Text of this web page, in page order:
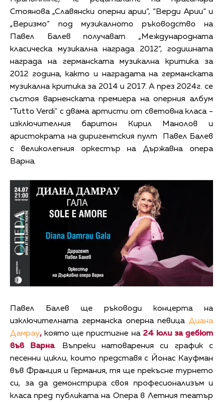
Стоянова „Славянски оперни арии”, “Верди Арии“ и
„Веризмо“ под музикалното ръководство на
Павел Балев получават „Международната
класическа музикална награда 2012“, годишната
награда на германската музикална критика за
2012 година, както и наградата на германската
музикална критика за 2014 и 2017. А през 2024г. се
състоя варненската премиера на оперния албум
"Tutto Verdi" с двама артисти от световна класа -
изключителния баритон Кирил Манолов и
аристократа на диригентския пулт Павел Балев
с великолепния оркестър на Държавна опера
Варна.
Павел Балев ще ръководи концерта на
изключителната германска оперна певица Диана
Дамрау, която ще пристигне на 24 юли за дебют
във Варна. Въпреки натоварения си график с
песенни цикли, които представя с Йонас Кауфман
във Франция и Германия, тя ще прекъсне турнето
си, за да демонстрира своя професионализъм и
класа пред публиката на Опера в Летния театър